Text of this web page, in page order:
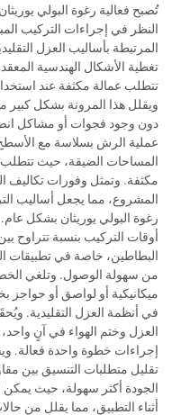
تُصبح فعالية رغوة البولي
النظر في إجراءات التركيب
المرتبطة بأساليب العزل
تغطية الأشكال الهندسية
تتطلب عمالة مكثفة عند
ويقلل هذا المرونة بشكل
دون وجود فجوات أو مشاكل
عملية الرش بسلاسة مع
المساحات الضيقة، حيث تتطلب
مكثفة. وتمثل وفورات تكاليف
المشروع، مما يجعل أساليب
رغوة البولي يوريثان بشكل
البطاطين، خاصة في تطبيقات
من سهولة الوصول. وتلغي
ميكانيكية أو لواصق أو حواجز
في أنظمة العزل التقليدية.
العزل وختم الهواء في آنٍ
إجراءات خطوة واحدة فعالة.
تقليل متطلبات التنسيق بين
الجودة أكثر سهولة، حيث يمكن
أثناء التطبيق، مما يقلل من